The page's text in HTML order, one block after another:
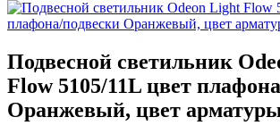
Подвесной светильник
Flow 5105/11L цвет
Оранжевый, цвет